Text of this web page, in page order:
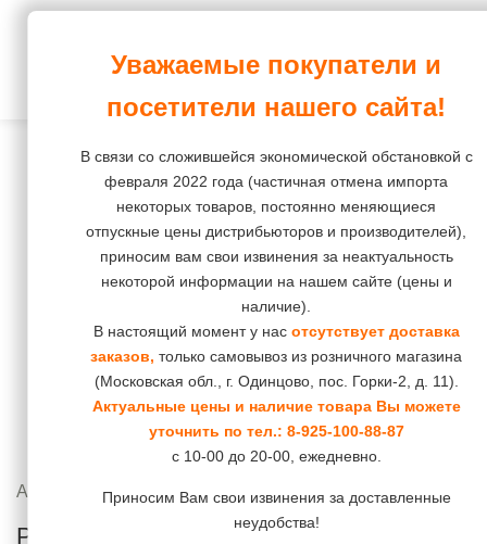
повседневный
диетический
подгузники,
груминга
Коррекция
повседневный
диетический
Наполнители
косметика
Коррекция
средства
ПростоХвост
Интернет-магазин
Артикул: 12441856
Purina Pro Plan DRM Dermatosis корм
Уважаемые покупатели и
посетители нашего сайта!
В связи со сложившейся экономической обстановкой с
февраля 2022 года (частичная отмена импорта
некоторых товаров, постоянно меняющиеся
отпускные цены дистрибьюторов и производителей),
приносим вам свои извинения за неактуальность
некоторой информации на нашем сайте (цены и
наличие).
В настоящий момент у нас отсутствует доставка
заказов, только самовывоз из розничного магазина
(Московская обл., г. Одинцово, пос. Горки-2, д. 11).
Актуальные цены и наличие товара Вы можете
уточнить по тел.: 8-925-100-88-87
с 10-00 до 20-00, ежедневно.
Приносим Вам свои извинения за доставленные
неудобства!